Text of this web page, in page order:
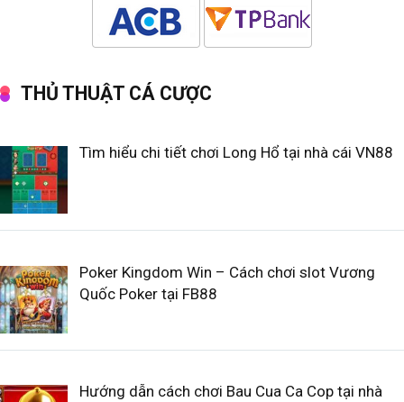
THỦ THUẬT CÁ CƯỢC
Tìm hiểu chi tiết chơi Long Hổ tại nhà cái VN88
Poker Kingdom Win – Cách chơi slot Vương
Quốc Poker tại FB88
Hướng dẫn cách chơi Bau Cua Ca Cop tại nhà